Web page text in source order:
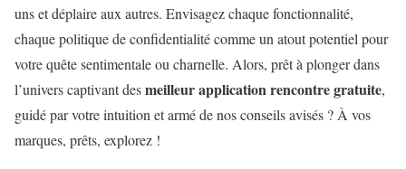
uns et déplaire aux autres. Envisagez chaque fonctionnalité,
chaque politique de confidentialité comme un atout potentiel pour
votre quête sentimentale ou charnelle. Alors, prêt à plonger dans
l’univers captivant desmeilleur application rencontre gratuite,
guidé par votre intuition et armé de nos conseils avisés ? À vos
marques, prêts, explorez !